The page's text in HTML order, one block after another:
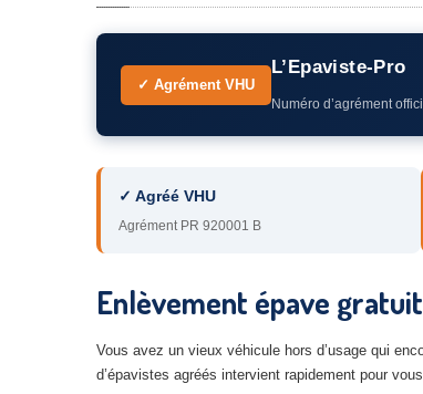
✓ Agrément VHU
L’Epaviste-Pro
Numéro d’agrément
✓ Agréé VHU
Agrément PR 920001 B
Enlèvement épave
Vous avez un vieux véhicule hors d’usage qui
d’épavistes agréés intervient rapidement pour